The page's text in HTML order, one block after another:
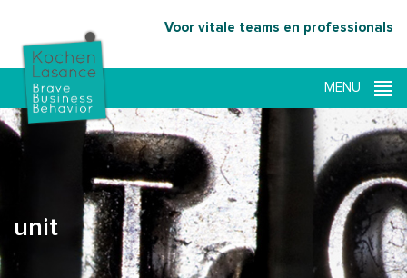
Voor vitale teams en professionals
unit